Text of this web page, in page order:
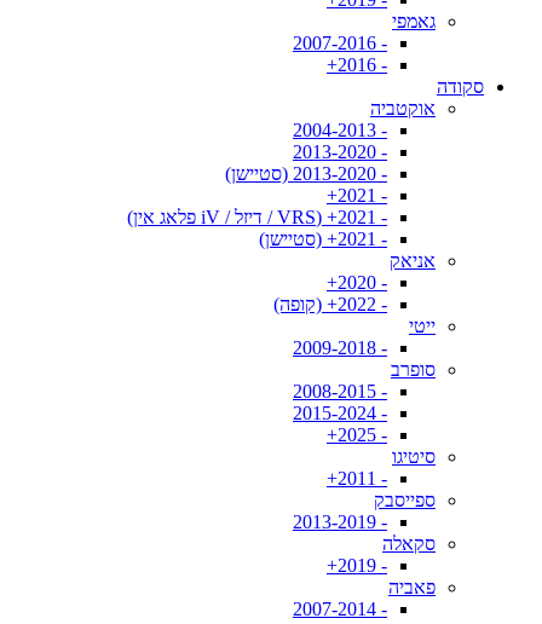
גאמפי
- 2007-2016
- 2016+
סקודה
אוקטביה
- 2004-2013
- 2013-2020
- 2013-2020 (סטיישן)
- 2021+
- 2021+ (VRS / דיזל / iV פלאג אין)
- 2021+ (סטיישן)
אניאק
- 2020+
- 2022+ (קופה)
ייטי
- 2009-2018
סופרב
- 2008-2015
- 2015-2024
- 2025+
סיטיגו
- 2011+
ספייסבק
- 2013-2019
סקאלה
- 2019+
פאביה
- 2007-2014